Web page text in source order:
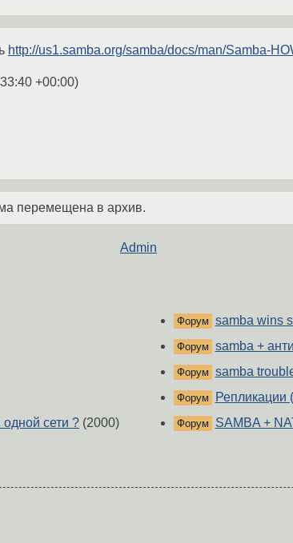
http://us1.samba.org/samba/docs/man/Samba-
+00:00)
перемещена в архив.
Admin
сети ? (2000)
Форум samba wins
Форум samba +
Форум samba
Форум Репликации
Форум SAMBA +